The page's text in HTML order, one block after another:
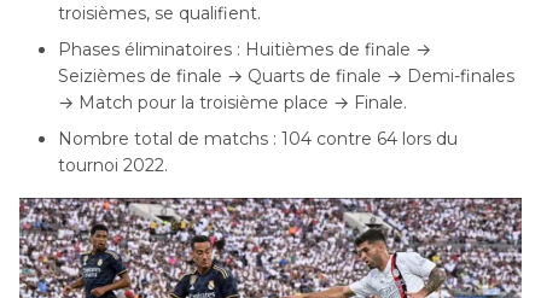
troisièmes, se qualifient.
Phases éliminatoires : Huitièmes de finale →
Seizièmes de finale → Quarts de finale → Demi-finales
→ Match pour la troisième place → Finale.
Nombre total de matchs : 104 contre 64 lors du
tournoi 2022.